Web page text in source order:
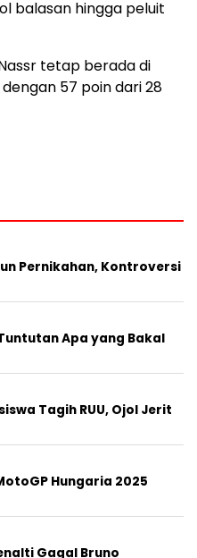
balasan hingga peluit
tetap berada di
57 poin dari 28
Pernikahan, Kontroversi
Apa yang Bakal
Tagih RUU, Ojol Jerit
Hungaria 2025
Gagal Bruno